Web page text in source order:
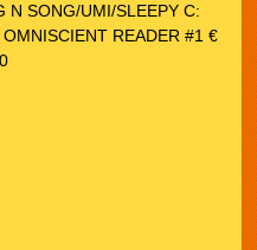
N SONG/UMI/SLEEPY C:
READER #1 €